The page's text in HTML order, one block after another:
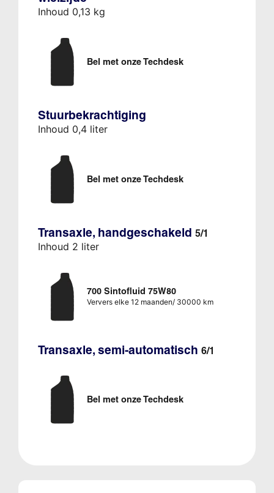
Inhoud 0,13 kg
Bel met onze Techdesk
Stuurbekrachtiging
Inhoud 0,4 liter
Bel met onze Techdesk
Transaxle, handgeschakeld 5/1
Inhoud 2 liter
700 Sintofluid 75W80
Ververs elke 12 maanden/ 30000 km
Transaxle, semi-automatisch 6/1
Bel met onze Techdesk